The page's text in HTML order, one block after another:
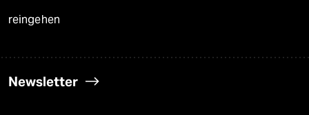
reingehen
Newsletter